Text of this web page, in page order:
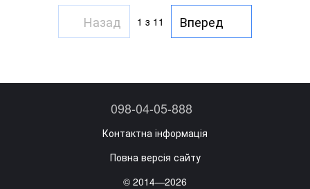
Назад 1 з 11 Вперед
098-04-05-888
Контактна інформація
Повна версія сайту
© 2014—2026